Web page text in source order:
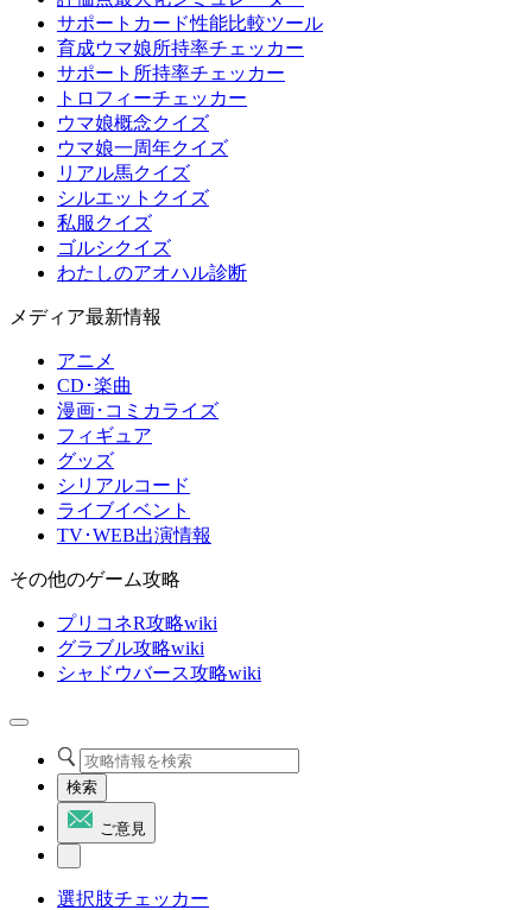
サポートカード性能比較ツール
育成ウマ娘所持率チェッカー
サポート所持率チェッカー
トロフィーチェッカー
ウマ娘概念クイズ
ウマ娘一周年クイズ
リアル馬クイズ
シルエットクイズ
私服クイズ
ゴルシクイズ
わたしのアオハル診断
メディア最新情報
アニメ
CD･楽曲
漫画･コミカライズ
フィギュア
グッズ
シリアルコード
ライブイベント
TV･WEB出演情報
その他のゲーム攻略
プリコネR攻略wiki
グラブル攻略wiki
シャドウバース攻略wiki
検索
ご意見
選択肢チェッカー